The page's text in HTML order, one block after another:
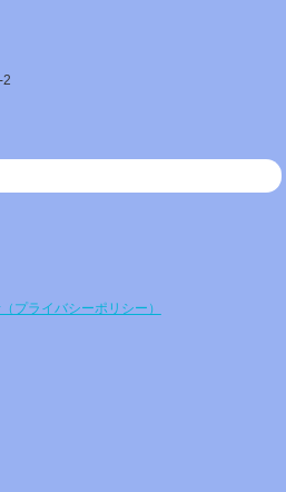
2
プライバシーポリシー）